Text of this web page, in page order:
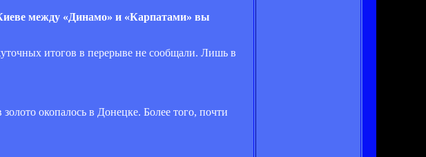
между «Динамо» и «Карпатами» вы
итогов в перерыве не сообщали. Лишь в
окопалось в Донецке. Более того, почти